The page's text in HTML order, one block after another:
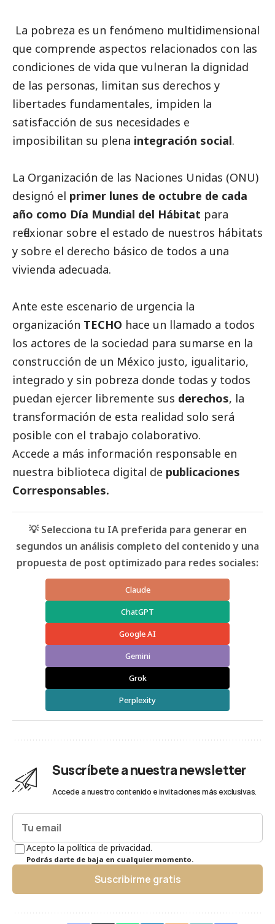
La pobreza es un fenómeno multidimensional
que comprende aspectos relacionados con las
condiciones de vida que vulneran la dignidad
de las personas, limitan sus derechos y
libertades fundamentales, impiden la
satisfacción de sus necesidades e
imposibilitan su plena integración social.
La Organización de las Naciones Unidas (ONU)
designó el primer lunes de octubre de cada
año como Día Mundial del Hábitat para
reflexionar sobre el estado de nuestros hábitats
y sobre el derecho básico de todos a una
vivienda adecuada.
Ante este escenario de urgencia la
organización TECHO hace un llamado a todos
los actores de la sociedad para sumarse en la
construcción de un México justo, igualitario,
integrado y sin pobreza donde todas y todos
puedan ejercer libremente sus derechos, la
transformación de esta realidad solo será
posible con el trabajo colaborativo.
Accede a más información responsable en
nuestra biblioteca digital de publicaciones
Corresponsables.
💡 Selecciona tu IA preferida para generar en
segundos un análisis completo del contenido y una
propuesta de post optimizado para redes sociales:
Claude
ChatGPT
Google AI
Gemini
Grok
Perplexity
Suscríbete a nuestra newsletter
Accede a nuestro contenido e invitaciones más exclusivas.
Acepto la política de privacidad.
Podrás darte de baja en cualquier momento.
Suscribirme gratis